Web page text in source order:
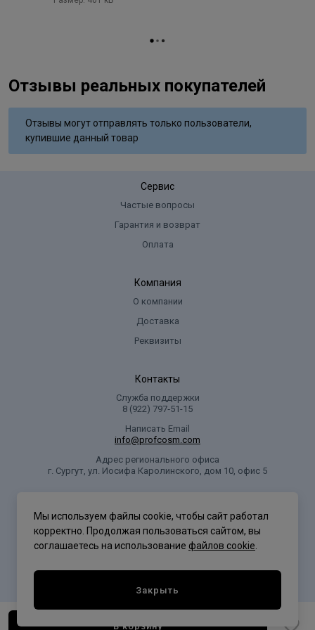
В корзину
Отзывы реальных покупателей
Отзывы могут отправлять только пользователи,
купившие данный товар
Сервис
Частые вопросы
Гарантия и возврат
Оплата
Компания
О компании
Доставка
Реквизиты
Контакты
Служба поддержки
8 (922) 797‑51-15
Написать Email
info@profcosm.com
Адрес регионального офиса
г. Сургут, ул. Иосифа Каролинского, дом 10, офис 5
Мы используем файлы cookie, чтобы сайт работал
корректно. Продолжая пользоваться сайтом, вы
соглашаетесь на использование файлов cookie
Закрыть